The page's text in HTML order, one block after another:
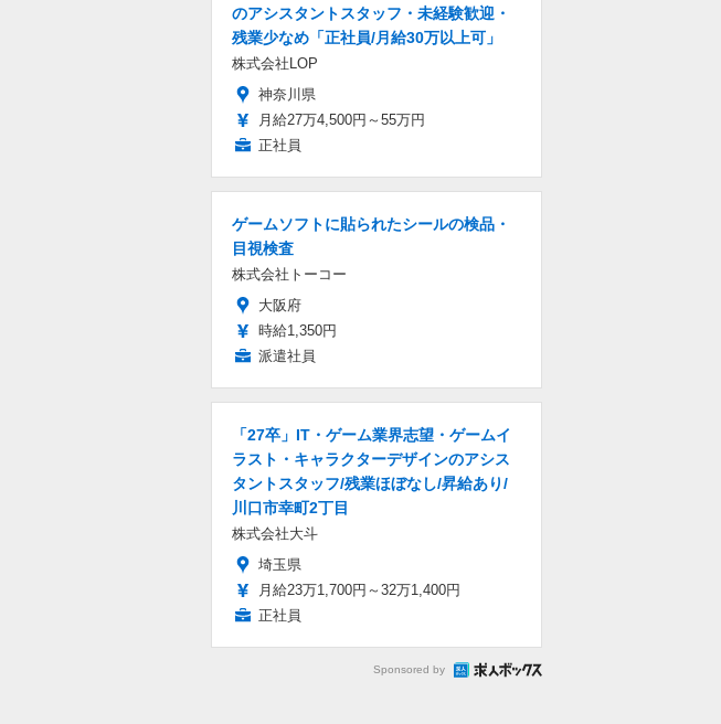
のアシスタントスタッフ・未経験歓迎・
残業少なめ「正社員/月給30万以上可」
株式会社LOP
神奈川県
月給27万4,500円～55万円
正社員
ゲームソフトに貼られたシールの検品・
目視検査
株式会社トーコー
大阪府
時給1,350円
派遣社員
「27卒」IT・ゲーム業界志望・ゲームイ
ラスト・キャラクターデザインのアシス
タントスタッフ/残業ほぼなし/昇給あり/
川口市幸町2丁目
株式会社大斗
埼玉県
月給23万1,700円～32万1,400円
正社員
Sponsored by